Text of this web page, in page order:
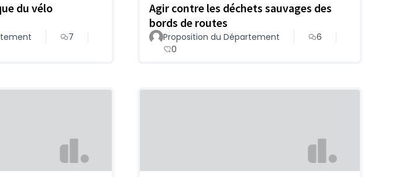
du vélo
7
Agir contre les déchets sauvages des
bords de routes
Proposition du Département
6
0